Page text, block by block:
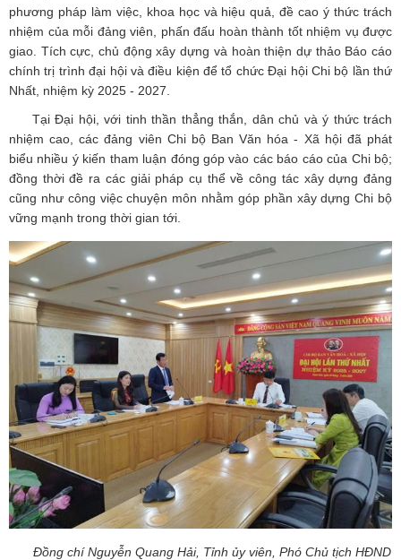
phương pháp làm việc, khoa học và hiệu quả, đề cao ý thức trách
nhiệm của mỗi đảng viên, phấn đấu hoàn thành tốt nhiệm vụ được
giao. Tích cực, chủ động xây dựng và hoàn thiện dự thảo Báo cáo
chính trị trình đại hội và điều kiện để tổ chức Đại hội Chi bộ lần thứ
Nhất, nhiệm kỳ 2025 - 2027.
Tại Đại hội, với tinh thần thẳng thắn, dân chủ và ý thức trách
nhiệm cao, các đảng viên Chi bộ Ban Văn hóa - Xã hội đã phát
biểu nhiều ý kiến tham luận đóng góp vào các báo cáo của Chi bộ;
đồng thời đề ra các giải pháp cụ thể về công tác xây dựng đảng
cũng như công việc chuyện môn nhằm góp phần xây dựng Chi bộ
vững mạnh trong thời gian tới.
Đồng chí Nguyễn Quang Hải, Tỉnh ủy viên, Phó Chủ tịch HĐND